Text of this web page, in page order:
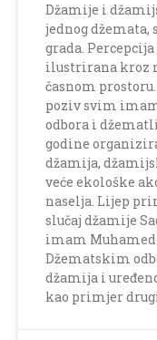
Džamije i
jednog
grada.
ilustrirana kroz
časnom
poziv svim
odbora i
godine
džamija,
veće ekološke
naselja. Lijep
slučaj džamije
imam
Džematskim
džamija i
kao primjer